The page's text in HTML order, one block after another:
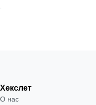
Хекслет
О нас